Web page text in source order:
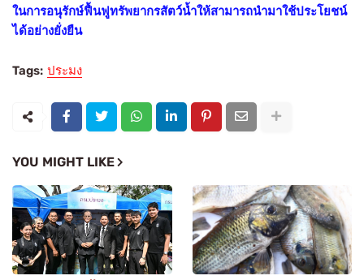
ในการอนุรักษ์ฟื้นฟูทรัพยากรสัตว์น้ำให้สามารถนำมาใช้ประโยชน์
ได้อย่างยั่งยืน
Tags: ประมง
YOU MIGHT LIKE